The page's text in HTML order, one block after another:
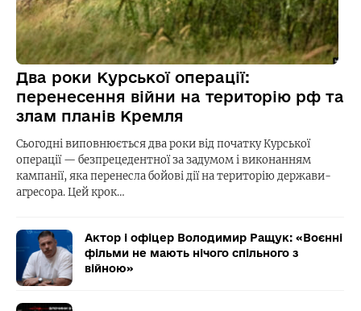
Два роки Курської операції:
перенесення війни на територію рф та
злам планів Кремля
Сьогодні виповнюється два роки від початку Курської
операції — безпрецедентної за задумом і виконанням
кампанії, яка перенесла бойові дії на територію держави-
агресора. Цей крок…
Актор і офіцер Володимир Ращук: «Воєнні
фільми не мають нічого спільного з
війною»